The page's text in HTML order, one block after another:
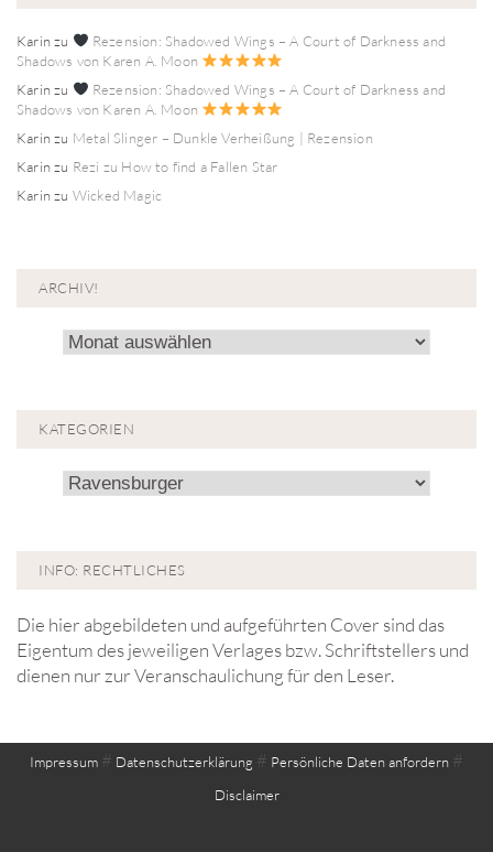
Karinzu
Rezension: Shadowed Wings – A Court of Darkness and
Shadows von Karen A. Moon
Karinzu
Rezension: Shadowed Wings – A Court of Darkness and
Shadows von Karen A. Moon
Karinzu Metal Slinger – Dunkle Verheißung | Rezension
Karinzu Rezi zu How to find a Fallen Star
Karinzu Wicked Magic
ARCHIV!
Archiv!
KATEGORIEN
Kategorien
INFO: RECHTLICHES
Die hier abgebildeten und aufgeführten Cover sind das
Eigentum des jeweiligen Verlages bzw. Schriftstellers und
dienen nur zur Veranschaulichung für den Leser.
Impressum # Datenschutzerklärung # Persönliche Daten anfordern #
Disclaimer